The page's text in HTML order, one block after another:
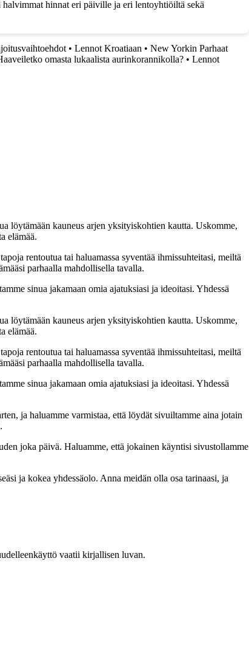
hinnat eri päiville ja eri lentoyhtiöiltä sekä
• Lennot Kroatiaan • New Yorkin Parhaat
omasta lukaalista aurinkorannikolla? • Lennot
löytämään kauneus arjen yksityiskohtien kautta. Uskomme,
elämää.
rentoutua tai haluamassa syventää ihmissuhteitasi, meiltä
parhaalla mahdollisella tavalla.
sinua jakamaan omia ajatuksiasi ja ideoitasi. Yhdessä
löytämään kauneus arjen yksityiskohtien kautta. Uskomme,
elämää.
rentoutua tai haluamassa syventää ihmissuhteitasi, meiltä
parhaalla mahdollisella tavalla.
sinua jakamaan omia ajatuksiasi ja ideoitasi. Yhdessä
ja haluamme varmistaa, että löydät sivuiltamme aina jotain
joka päivä. Haluamme, että jokainen käyntisi sivustollamme
ja kokea yhdessäolo. Anna meidän olla osa tarinaasi, ja
vaatii kirjallisen luvan.